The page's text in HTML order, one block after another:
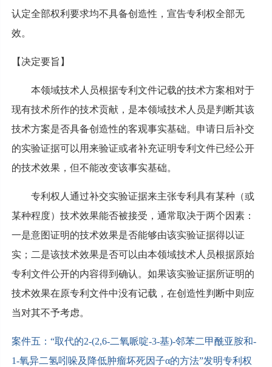
认定全部权利要求均不具备创造性，宣告专利权全部无
效。
【决定要旨】
本领域技术人员根据专利文件记载的技术方案相对于
现有技术所作的技术贡献，是本领域技术人员是判断其该
技术方案是否具备创造性的客观事实基础。申请日后补交
的实验证据可以用来验证或者补充证明专利文件已经公开
的技术效果，但不能改变该事实基础。
专利权人通过补交实验证据来主张专利具有某种（或
某种程度）技术效果能否被接受，通常取决于两个因素：
一是意图证明的技术效果是否能够由该实验证据得以证
实；二是该技术效果是否可以由本领域技术人员根据原始
专利文件公开的内容得到确认。如果该实验证据所证明的
技术效果在原专利文件中没有记载，在创造性判断中则应
当对其不予考虑。
案件五：“取代的2-(2,6-二氧哌啶-3-基)-邻苯二甲酰亚胺和-
1-氧异二氢吲哚及降低肿瘤坏死因子α的方法”发明专利权